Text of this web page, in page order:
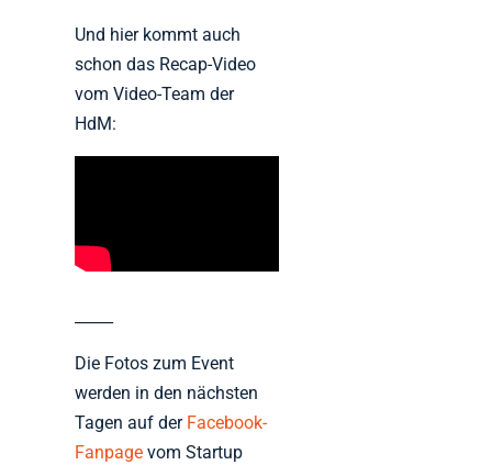
Und hier kommt auch
schon das Recap-Video
vom Video-Team der
HdM:
Die Fotos zum Event
werden in den nächsten
Tagen auf der Facebook-
Fanpage vom Startup